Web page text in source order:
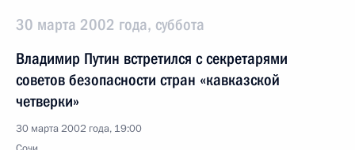
30 марта 2002 года, суббота
Владимир Путин встретился с секретарями
советов безопасности стран «кавказской
четверки»
30 марта 2002 года, 19:00